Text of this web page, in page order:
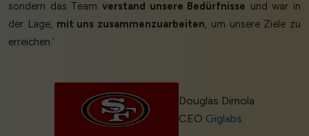
sondern das Team verstand unsere Bedürfnisse und war in
der Lage, mit uns zusammenzuarbeiten, um unsere Ziele zu
erreichen.’
Douglas Dimola
CEO Giglabs